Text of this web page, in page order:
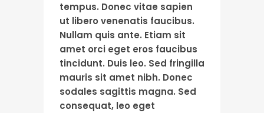
tempus. Donec vitae sapien
ut libero venenatis faucibus.
Nullam quis ante. Etiam sit
amet orci eget eros faucibus
tincidunt. Duis leo. Sed fringilla
mauris sit amet nibh. Donec
sodales sagittis magna. Sed
consequat, leo eget